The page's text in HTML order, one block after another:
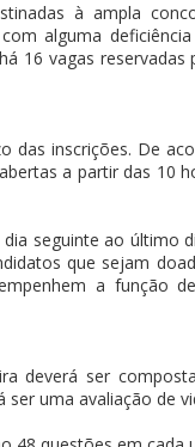
à ampla
alguma
16 vagas reservadas
das inscrições. De
a partir das 10
seguinte ao último
que sejam
a função
deverá ser
uma avaliação de